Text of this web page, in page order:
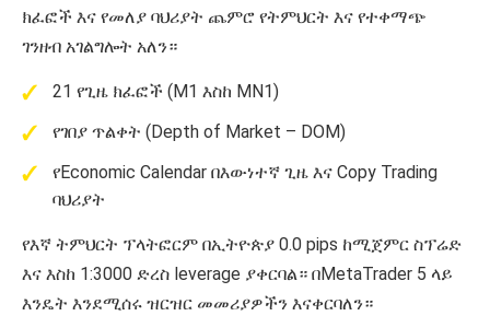
ክፈፎች እና የመለያ ባህሪያት ጨምሮ የትምህርት እና የተቀማጭ
ገንዘብ አገልግሎት አለን።
21 የጊዜ ክፈፎች (M1 እስከ MN1)
የገበያ ጥልቀት (Depth of Market – DOM)
የEconomic Calendar በእውነተኛ ጊዜ እና Copy Trading
ባህሪያት
የእኛ ትምህርት ፕላትፎርም በኢትዮጵያ 0.0 pips ከሚጀምር ስፕሬድ
እና እስከ 1:3000 ድረስ leverage ያቀርባል። በMetaTrader 5 ላይ
እንዴት እንደሚሰሩ ዝርዝር መመሪያዎችን እናቀርባለን።